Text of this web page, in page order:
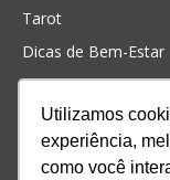
Utilizamos
experiência,
como você
Tarot
Dicas de Bem-Estar
Cristianismo
Simpatias
Significado dos